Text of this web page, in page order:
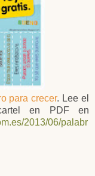
para crecer. Lee el
en PDF en
2013/06/palabr